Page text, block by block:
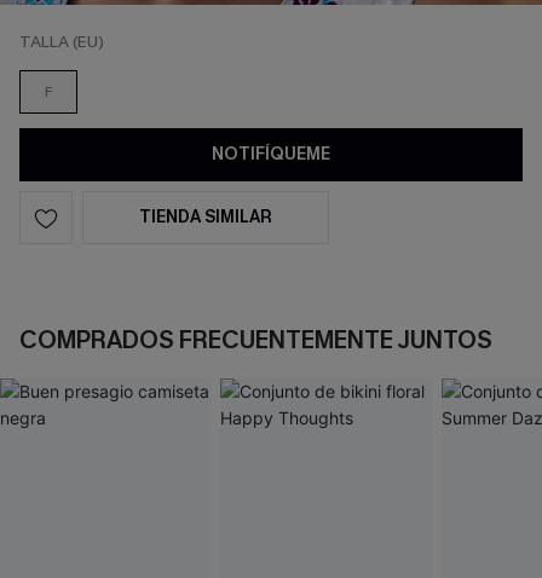
TALLA (EU)
F
NOTIFÍQUEME
TIENDA SIMILAR
COMPRADOS FRECUENTEMENTE JUNTOS